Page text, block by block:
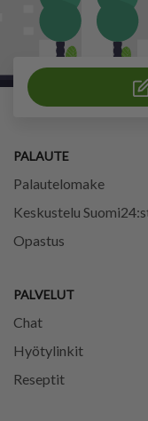
PALAUTE
Palautelomake
Keskustelu
Opastus
PALVELUT
Chat
Hyötylinkit
Reseptit